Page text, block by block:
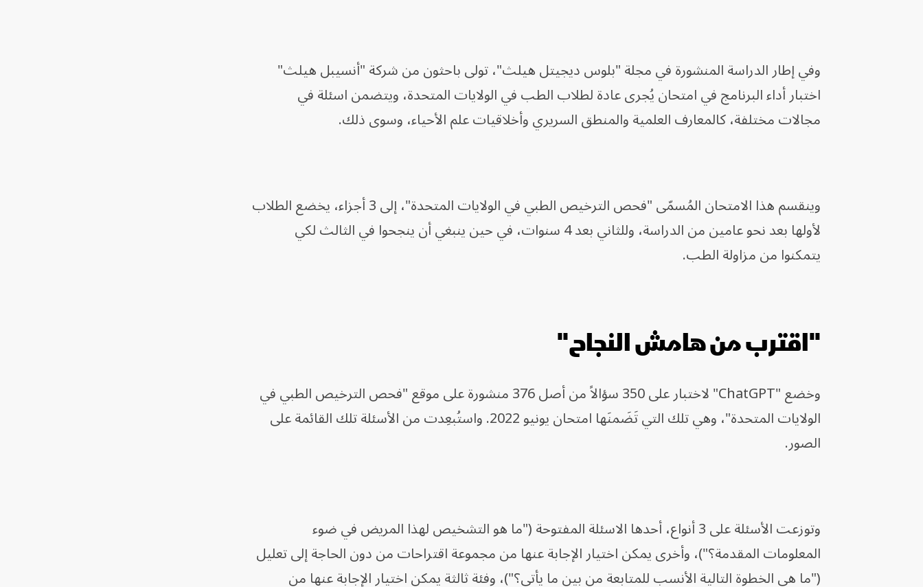
وفي إطار الدراسة المنشورة في مجلة "بلوس ديجيتل هيلث"، تولى باحثون من شركة "أنسيبل هيلث"
اختبار أداء البرنامج في امتحان يُجرى عادة لطلاب الطب في الولايات المتحدة، ويتضمن اسئلة في
مجالات مختلفة، كالمعارف العلمية والمنطق السريري وأخلاقيات علم الأحياء، وسوى ذلك.
وينقسم هذا الامتحان المُسمّى "فحص الترخيص الطبي في الولايات المتحدة"، إلى 3 أجزاء، يخضع الطلاب
لأولها بعد نحو عامين من الدراسة، وللثاني بعد 4 سنوات، في حين ينبغي أن ينجحوا في الثالث لكي
يتمكنوا من مزاولة الطب.
"اقترب من هامش النجاح"
وخضع "ChatGPT" لاختبار على 350 سؤالاً من أصل 376 منشورة على موقع "فحص الترخيص الطبي في
الولايات المتحدة"، وهي تلك التي تَضَمنَها امتحان يونيو 2022. واستُبعِدت من الأسئلة تلك القائمة على
الصور.
وتوزعت الأسئلة على 3 أنواع، أحدها الاسئلة المفتوحة ("ما هو التشخيص لهذا المريض في ضوء
المعلومات المقدمة؟")، وأخرى يمكن اختيار الإجابة عنها من مجموعة اقتراحات من دون الحاجة إلى تعليل
("ما هي الخطوة التالية الأنسب للمتابعة من بين ما يأتي؟")، وفئة ثالثة يمكن اختيار الإجابة عنها من